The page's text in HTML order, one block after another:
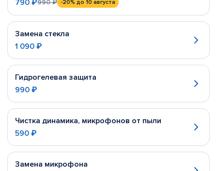
790 ₽990 ₽ -20% до 10 августа
Замена стекла
1 090 ₽
Гидрогелевая защита
990 ₽
Чистка динамика, микрофонов от пыли
590 ₽
Замена микрофона